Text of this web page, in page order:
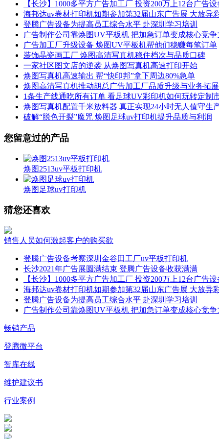
【长沙】1000多平方广告加工厂 投资200万上12台广告设
海邦达uv卷材打印机如期参加第32届山东广告展 大放异
登腾广告设备为提高员工综合水平 赴深圳学习培训
广告制作公司靠焕图UV平板机 把加急订单变成核心竞争
广告加工厂升级设备 焕图UV平板机帮他们稳赚每笔订单
装饰晶瓷画工厂 焕图高清写真机稳住档次与品质口碑
一家社区图文店的逆袭 从焕图写真机高速打印开始
焕图写真机高速输出 帮“快印邦”拿下周边80%急单
焕图高清写真机推动胡总广告加工厂品质升级与业务拓展
1条生产线通吃所有订单 看足球UV彩印机如何玩转定制
焕图写真机配置千米放料器 真正实现24小时无人值守生
破解“脱色开裂”魔咒 焕图足球uv打印机提升品质与利润
您留意过的产品
焕图2513uv平板打印机
焕图足球uv打印机
猜您还喜欢
销售人员如何激起客户的购买欲
登腾广告设备考察深圳金谷田工厂uv平板打印机
长沙2021年广告展圆满结束 登腾广告设备收获满满
【长沙】1000多平方广告加工厂 投资200万上12台广告设
海邦达uv卷材打印机如期参加第32届山东广告展 大放异
登腾广告设备为提高员工综合水平 赴深圳学习培训
广告制作公司靠焕图UV平板机 把加急订单变成核心竞争
畅销产品
登腾微平台
智库在线
维护建议书
行业案例